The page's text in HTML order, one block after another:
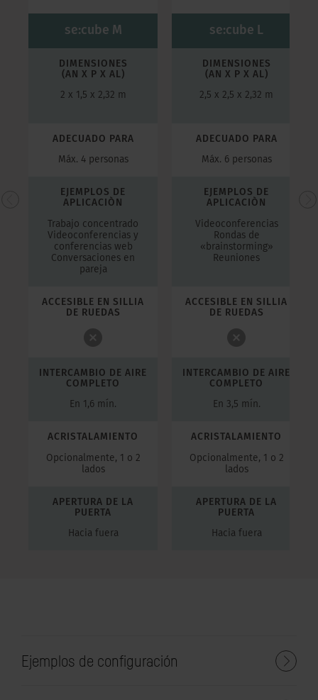
se:cube M se:cube L
DIMENSIONES
(AN X P X AL)
2 x 1,5 x 2,32 m
DIMENSIONES
(AN X P X AL)
2,5 x 2,5 x 2,32 m
ADECUADO PARA
Máx. 4 personas
ADECUADO PARA
Máx. 6 personas
EJEMPLOS DE
APLICACIÒN
Trabajo concentrado
Videoconferencias y
conferencias web
Conversaciones en
pareja
EJEMPLOS DE
APLICACIÒN
Videoconferencias
Rondas de
«brainstorming»
Reuniones
ACCESIBLE EN SILLIA
DE RUEDAS
ACCESIBLE EN SILLIA
DE RUEDAS
INTERCAMBIO DE AIRE
COMPLETO
En 1,6 mín.
INTERCAMBIO DE AIRE
COMPLETO
En 3,5 mín.
ACRISTALAMIENTO
Opcionalmente, 1 o 2
lados
ACRISTALAMIENTO
Opcionalmente, 1 o 2
lados
APERTURA DE LA
PUERTA
Hacia fuera
APERTURA DE LA
PUERTA
Hacia fuera
Ejemplos de configuración